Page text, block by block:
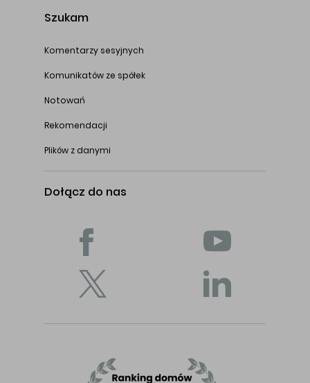
Szukam
Komentarzy sesyjnych
Komunikatów ze spółek
Notowań
Rekomendacji
Plików z danymi
Dołącz do nas